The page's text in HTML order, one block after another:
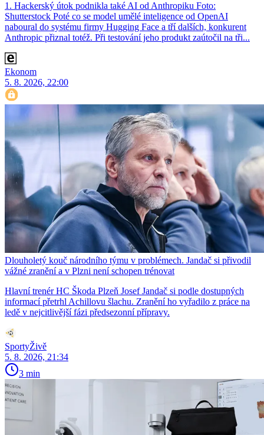
1. Hackerský útok podnikla také AI od Anthropiku Foto:
Shutterstock Poté co se model umělé inteligence od OpenAI
naboural do systému firmy Hugging Face a tří dalších, konkurent
Anthro­pic přiznal totéž. Při testování jeho produkt zaútočil na tři...
Ekonom
5. 8. 2026, 22:00
Dlouholetý kouč národního týmu v problémech. Jandač si přivodil
vážné zranění a v Plzni není schopen trénovat
Hlavní trenér HC Škoda Plzeň Josef Jandač si podle dostupných
informací přetrhl Achillovu šlachu. Zranění ho vyřadilo z práce na
ledě v nejcitlivější fázi předsezonní přípravy.
SportyŽivě
5. 8. 2026, 21:34
3 min